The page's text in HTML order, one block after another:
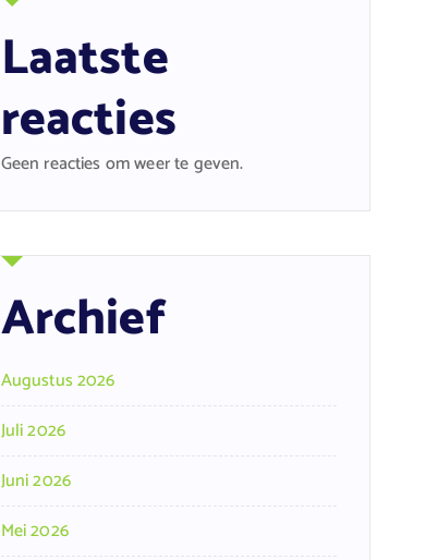
Laatste
reacties
Geen reacties om weer te geven.
Archief
Augustus 2026
Juli 2026
Juni 2026
Mei 2026